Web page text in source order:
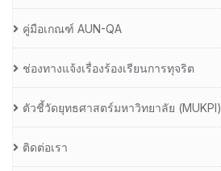
คู่มือเกณฑ์ AUN-QA
ช่องทางแจ้งเรื่องร้องเรียนการทุจริต
ตัวชี้วัดยุทธศาสตร์มหาวิทยาลัย (MUKPI)
ติดต่อเรา